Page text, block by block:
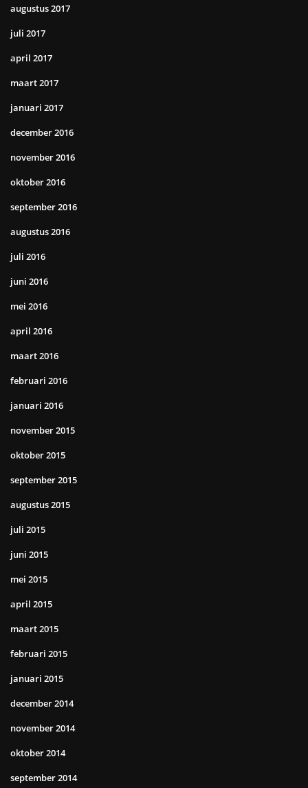
augustus 2017
juli 2017
april 2017
maart 2017
januari 2017
december 2016
november 2016
oktober 2016
september 2016
augustus 2016
juli 2016
juni 2016
mei 2016
april 2016
maart 2016
februari 2016
januari 2016
november 2015
oktober 2015
september 2015
augustus 2015
juli 2015
juni 2015
mei 2015
april 2015
maart 2015
februari 2015
januari 2015
december 2014
november 2014
oktober 2014
september 2014